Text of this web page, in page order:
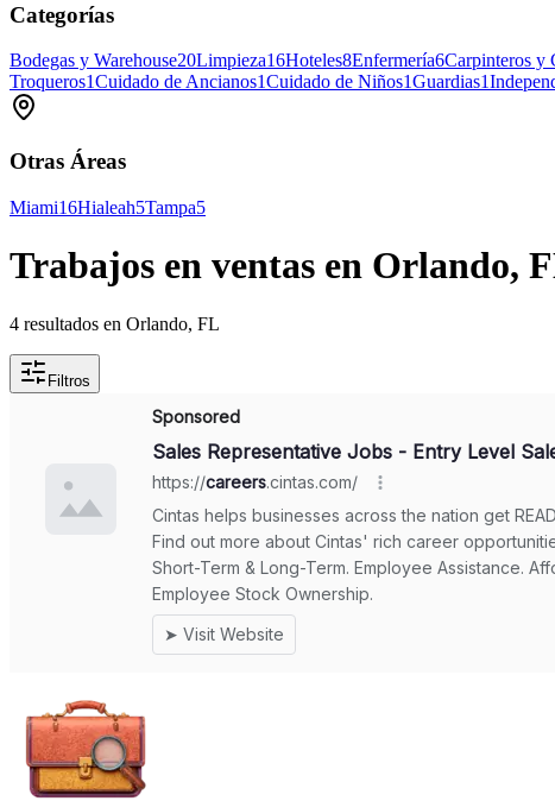
Categorías
Bodegas y Warehouse20Limpieza16Hoteles8Enfermería6Carpinteros y
Troqueros1Cuidado de Ancianos1Cuidado de Niños1Guardias1
Otras Áreas
Miami16Hialeah5Tampa5
Trabajos en ventas en Orlando,
4 resultados en Orlando, FL
Filtros